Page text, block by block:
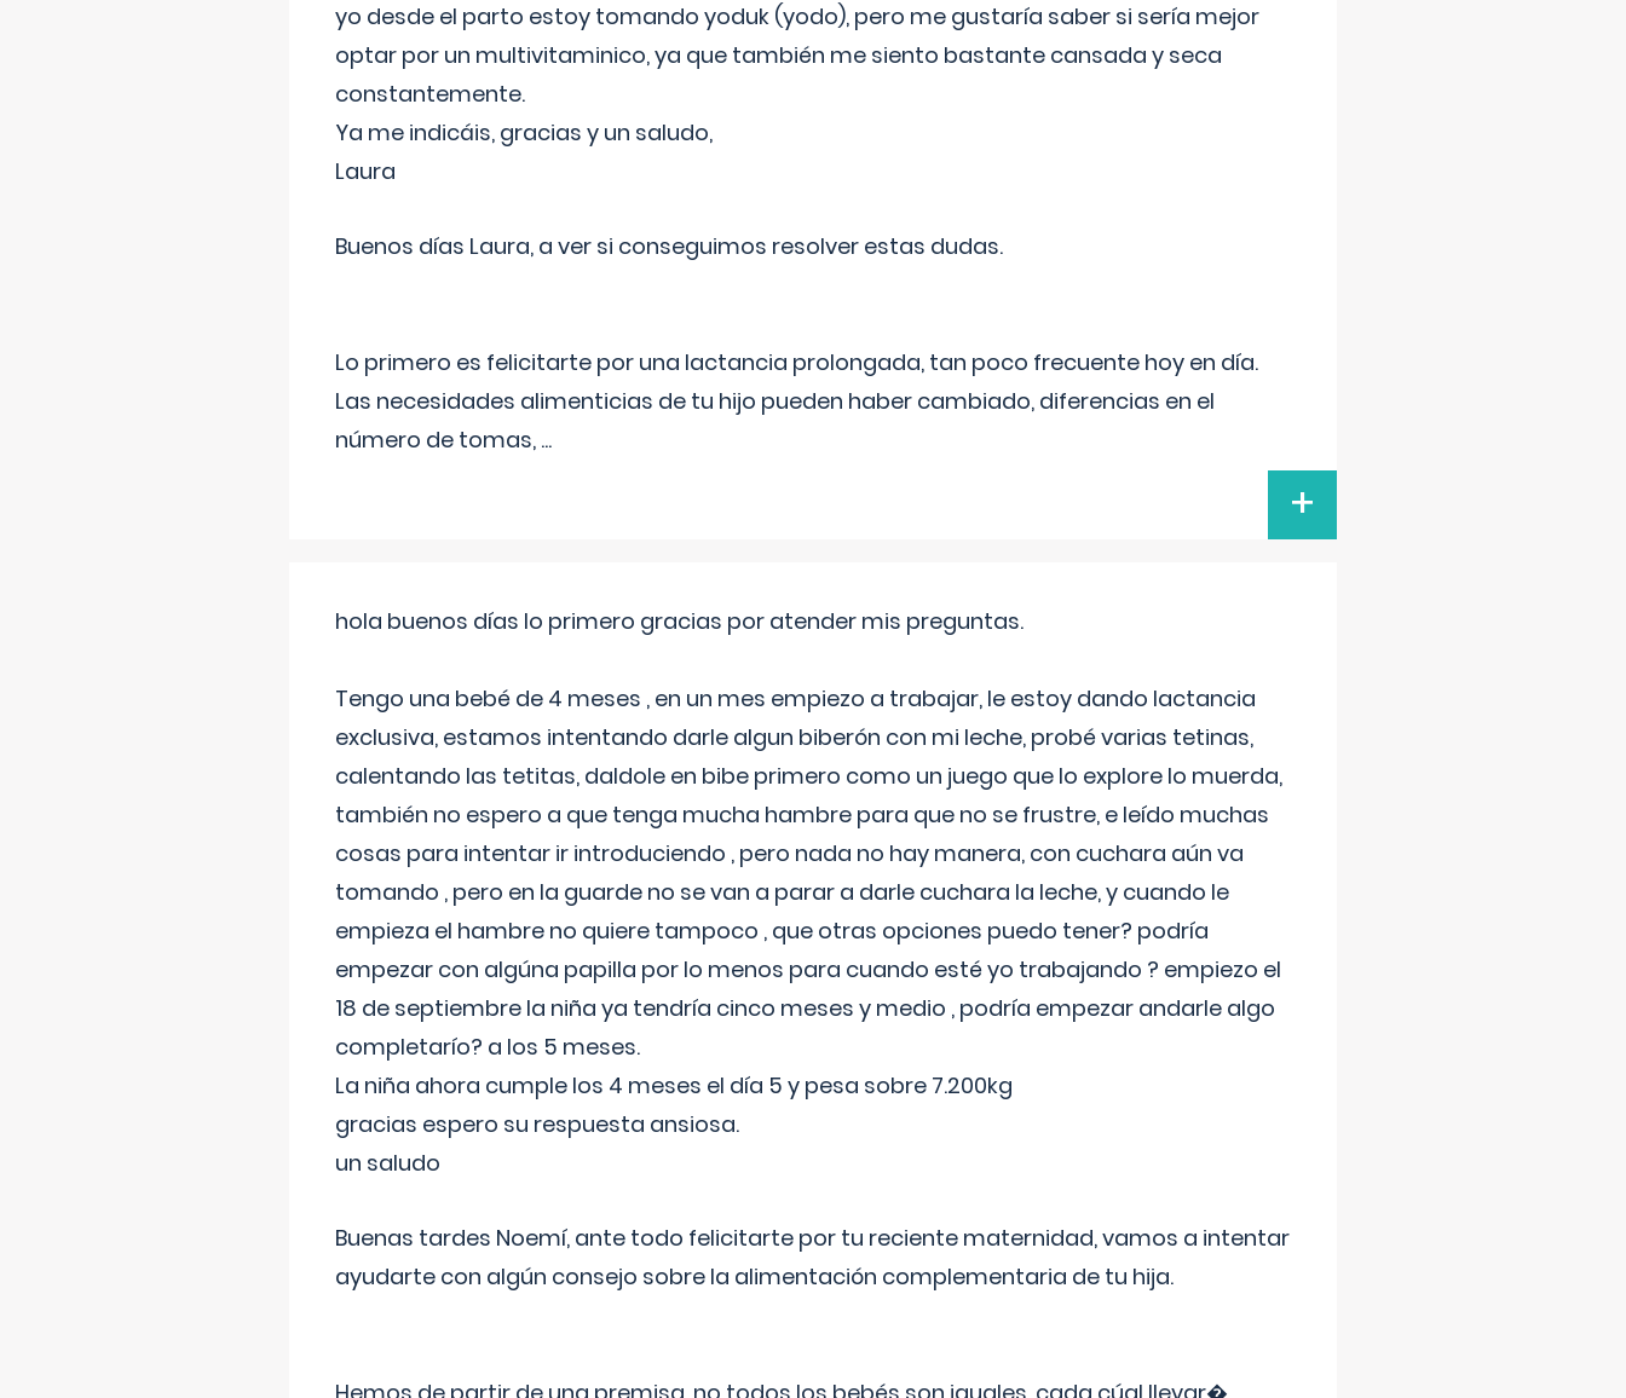
yo desde el parto estoy tomando yoduk (yodo), pero me gustaría saber si sería mejor
optar por un multivitaminico, ya que también me siento bastante cansada y seca
constantemente.
Ya me indicáis, gracias y un saludo,
Laura
Buenos días Laura, a ver si conseguimos resolver estas dudas.
Lo primero es felicitarte por una lactancia prolongada, tan poco frecuente hoy en día.
Las necesidades alimenticias de tu hijo pueden haber cambiado, diferencias en el
número de tomas, ...
+
hola buenos días lo primero gracias por atender mis preguntas.
Tengo una bebé de 4 meses , en un mes empiezo a trabajar, le estoy dando lactancia
exclusiva, estamos intentando darle algun biberón con mi leche, probé varias tetinas,
calentando las tetitas, daldole en bibe primero como un juego que lo explore lo muerda,
también no espero a que tenga mucha hambre para que no se frustre, e leído muchas
cosas para intentar ir introduciendo , pero nada no hay manera, con cuchara aún va
tomando , pero en la guarde no se van a parar a darle cuchara la leche, y cuando le
empieza el hambre no quiere tampoco , que otras opciones puedo tener? podría
empezar con algúna papilla por lo menos para cuando esté yo trabajando ? empiezo el
18 de septiembre la niña ya tendría cinco meses y medio , podría empezar andarle algo
completarío? a los 5 meses.
La niña ahora cumple los 4 meses el día 5 y pesa sobre 7.200kg
gracias espero su respuesta ansiosa.
un saludo
Buenas tardes Noemí, ante todo felicitarte por tu reciente maternidad, vamos a intentar
ayudarte con algún consejo sobre la alimentación complementaria de tu hija.